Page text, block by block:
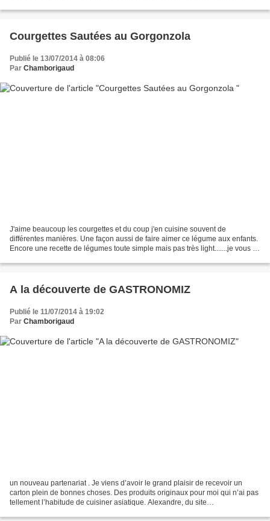
Courgettes Sautées au Gorgonzola
Publié le 13/07/2014 à 08:06
Par Chamborigaud
J'aime beaucoup les courgettes et du coup j'en cuisine souvent de
différentes manières. Une façon aussi de faire aimer ce légume aux enfants.
Encore une recette de légumes toute simple mais pas très light.......je vous le
A la découverte de GASTRONOMIZ
Publié le 11/07/2014 à 19:02
Par Chamborigaud
un nouveau partenariat . Je viens d’avoir le grand plaisir de recevoir un
carton plein de bonnes choses. Des produits originaux pour moi qui n’ai pas
tellement l’habitude de cuisiner asiatique. Alexandre, du site